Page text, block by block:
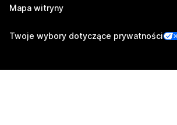
Mapa witryny
Twoje wybory dotyczące prywatności